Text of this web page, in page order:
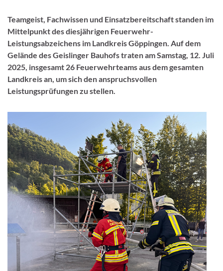
Teamgeist, Fachwissen und Einsatzbereitschaft standen im
Mittelpunkt des diesjährigen Feuerwehr-
Leistungsabzeichens im Landkreis Göppingen. Auf dem
Gelände des Geislinger Bauhofs traten am Samstag, 12. Juli
2025, insgesamt 26 Feuerwehrteams aus dem gesamten
Landkreis an, um sich den anspruchsvollen
Leistungsprüfungen zu stellen.